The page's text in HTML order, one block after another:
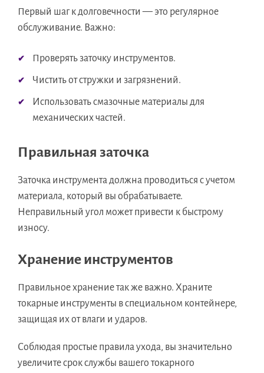
Первый шаг к долговечности — это регулярное
обслуживание. Важно:
Проверять заточку инструментов.
Чистить от стружки и загрязнений.
Использовать смазочные материалы для
механических частей.
Правильная заточка
Заточка инструмента должна проводиться с учетом
материала, который вы обрабатываете.
Неправильный угол может привести к быстрому
износу.
Хранение инструментов
Правильное хранение так же важно. Храните
токарные инструменты в специальном контейнере,
защищая их от влаги и ударов.
Соблюдая простые правила ухода, вы значительно
увеличите срок службы вашего токарного